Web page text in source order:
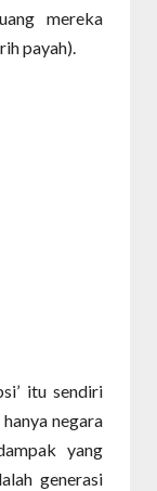
mereka
payah).
itu sendiri
negara
yang
generasi